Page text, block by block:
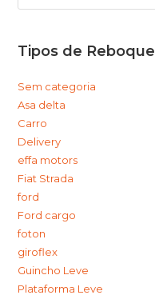
Tipos de Reboque
Sem categoria
Asa delta
Carro
Delivery
effa motors
Fiat Strada
ford
Ford cargo
foton
giroflex
Guincho Leve
Plataforma Leve